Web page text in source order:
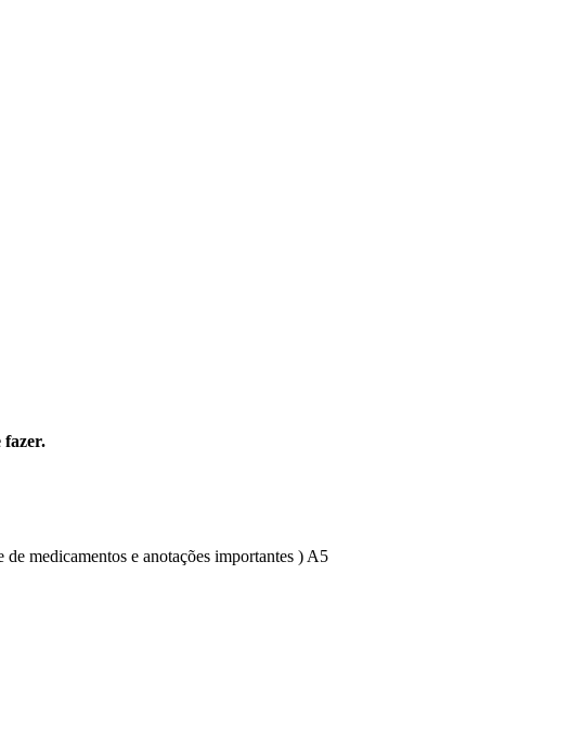
fazer.
medicamentos e anotações importantes ) A5